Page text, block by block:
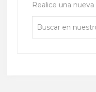
Realice una